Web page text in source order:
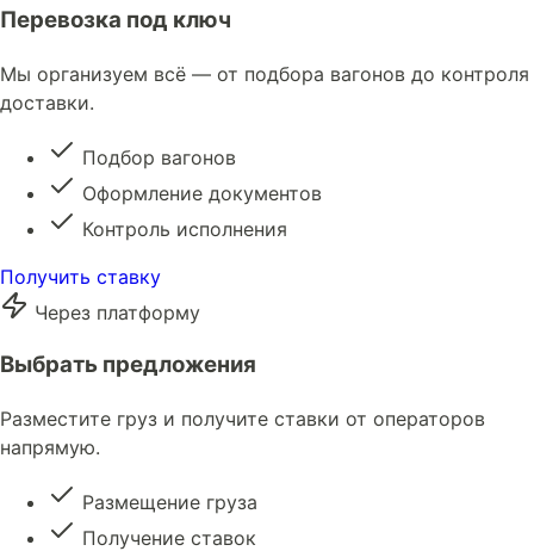
Перевозка под ключ
Мы организуем всё — от подбора вагонов до контроля
доставки.
Подбор вагонов
Оформление документов
Контроль исполнения
Получить ставку
Через платформу
Выбрать предложения
Разместите груз и получите ставки от операторов
напрямую.
Размещение груза
Получение ставок